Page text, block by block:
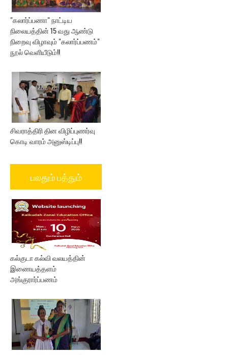
"கலார்ப்பணா" நாட்டிய
நிலையத்தின் 15 வது ஆண்டு
நிறைவு விழாவும் "கலார்ப்பணம்"
நூல் வெளியீடும்!!
சிவராத்திரி தின விழிப்புணர்வு
கொடி வாரம் அனுஸ்டிப்பு!!
பலதும் பத்தும்
கல்குடா கல்வி வலயத்தின்
இணையத்தளம்
அங்குரார்ப்பணம்